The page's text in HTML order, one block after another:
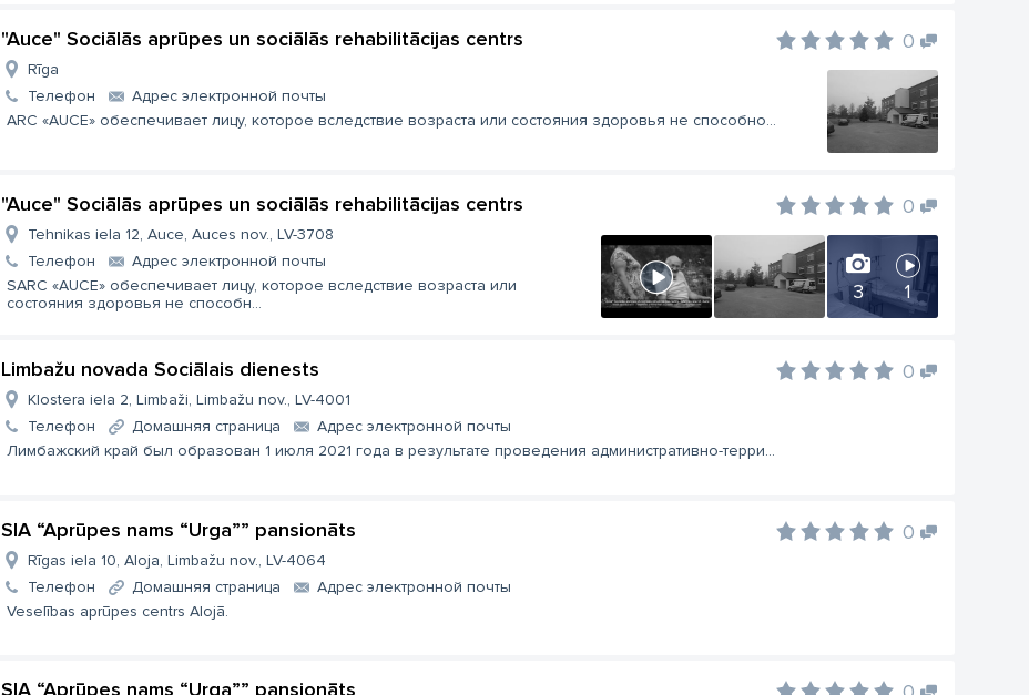
"Auce" Sociālās aprūpes un sociālās rehabilitācijas centrs 0
Rīga
Телефон
Aдрес электронной почты
ARC «AUCE» обеспечивает лицу, которое вследствие возраста или состояния здоровья не способно...
"Auce" Sociālās aprūpes un sociālās rehabilitācijas centrs 0
3 1
Tehnikas iela 12, Auce, Auces nov., LV-3708
Телефон
Aдрес электронной почты
SARC «AUCE» обеспечивает лицу, которое вследствие возраста или
состояния здоровья не способн...
Limbažu novada Sociālais dienests 0
Klostera iela 2, Limbaži, Limbažu nov., LV-4001
Телефон
Домашняя страница
Aдрес электронной почты
Лимбажский край был образован 1 июля 2021 года в результате проведения административно-терри...
SIA “Aprūpes nams “Urga”” pansionāts 0
Rīgas iela 10, Aloja, Limbažu nov., LV-4064
Телефон
Домашняя страница
Aдрес электронной почты
Veselības aprūpes centrs Alojā.
SIA “Aprūpes nams “Urga”” pansionāts